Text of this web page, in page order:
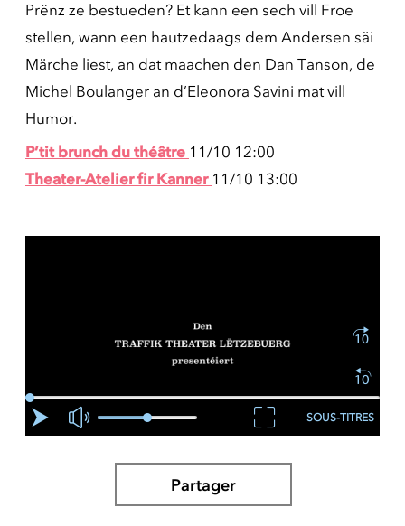
Prënz ze bestueden? Et kann een sech vill Froe
stellen, wann een hautzedaags dem Andersen säi
Märche liest, an dat maachen den Dan Tanson, de
Michel Boulanger an d’Eleonora Savini mat vill
Humor.
P’tit brunch du théâtre 11/10 12:00
Theater-Atelier fir Kanner 11/10 13:00
SOUS-TITRES
Partager